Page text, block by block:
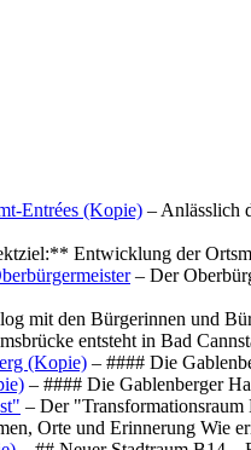
Entrées (Kopie) – Anlässlich
Entwicklung der
– Der
mit den Bürgerinnen und
entsteht in Bad
(Kopie) – #### Die
– #### Die Gablenberger
– Der
Orte und Erinnerung